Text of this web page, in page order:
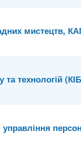
мистецтв,
та технологій
управління